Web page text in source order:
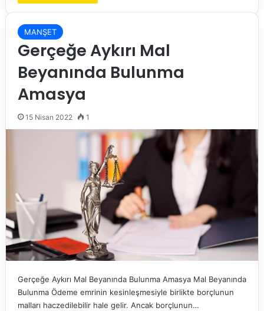
MANŞET
Gerçeğe Aykırı Mal
Beyanında Bulunma
Amasya
15 Nisan 2022 1
Gerçeğe Aykırı Mal Beyanında Bulunma Amasya Mal Beyanında
Bulunma Ödeme emrinin kesinleşmesiyle birlikte borçlunun
malları haczedilebilir hale gelir. Ancak borçlunun…